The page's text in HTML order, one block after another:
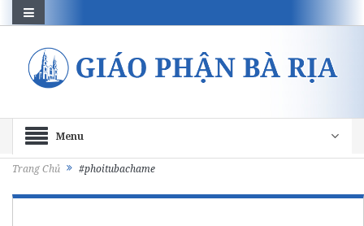
Menu
Trang Chủ #phoitubachame